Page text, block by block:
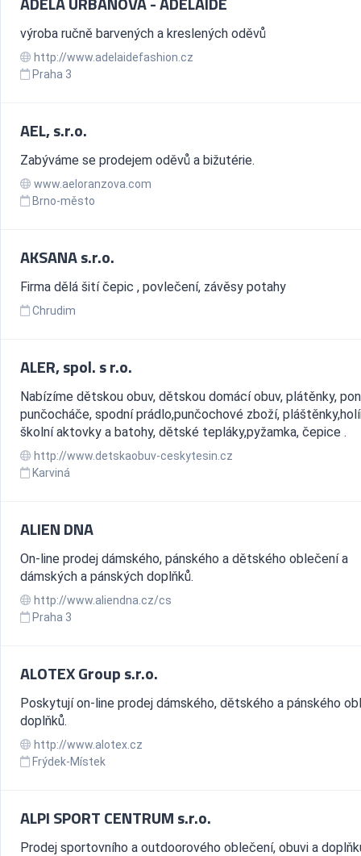
výroba ručně barvených a kreslených oděvů
http://www.adelaidefashion.cz
Praha 3
AEL, s.r.o.
Zabýváme se prodejem oděvů a bižutérie.
www.aeloranzova.com
Brno-město
AKSANA s.r.o.
Firma dělá šití čepic , povlečení, závěsy potahy
Chrudim
ALER, spol. s r.o.
Nabízíme dětskou obuv, dětskou domácí obuv, plátěnky,
punčocháče, spodní prádlo,punčochové zboží,
školní aktovky a batohy, dětské tepláky,pyžamka, čepice .
http://www.detskaobuv-ceskytesin.cz
Karviná
ALIEN DNA
On-line prodej dámského, pánského a dětského oblečení a
dámských a pánských doplňků.
http://www.aliendna.cz/cs
Praha 3
ALOTEX Group s.r.o.
Poskytují on-line prodej dámského, dětského a pánského
doplňků.
http://www.alotex.cz
Frýdek-Místek
ALPI SPORT CENTRUM s.r.o.
Prodej sportovního a outdoorového oblečení, obuvi a